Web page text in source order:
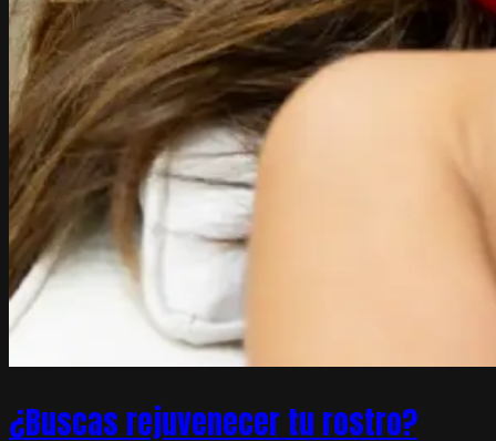
¿Buscas rejuvenecer tu rostro?